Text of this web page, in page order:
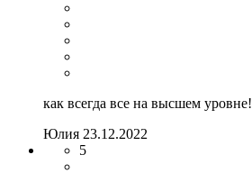
как всегда все на высшем уровне!
Юлия 23.12.2022
5